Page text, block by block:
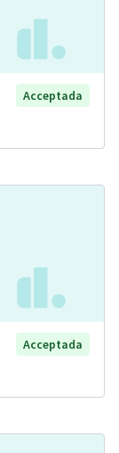
Acceptada
Acceptada